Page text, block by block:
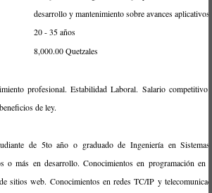
desarrollo y mantenimiento sobre avances aplicativos.
20 - 35 años
8,000.00 Quetzales
profesional. Estabilidad Laboral. Salario competitivo
de ley.
de 5to año o graduado de Ingeniería en
o más en desarrollo. Conocimientos en programación en
sitios web. Conocimientos en redes TC/IP y